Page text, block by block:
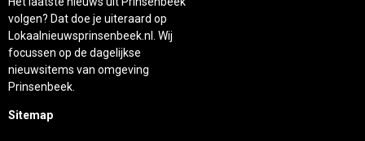
volgen? Dat doe je uiteraard op
Lokaalnieuwsprinsenbeek.nl. Wij
focussen op de dagelijkse
nieuwsitems van omgeving
Prinsenbeek.
Sitemap